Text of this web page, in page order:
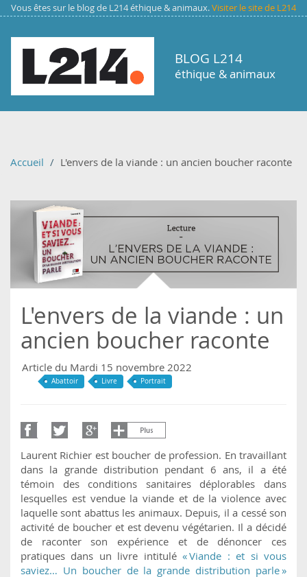
Aller au contenu principal
Vous êtes sur le blog de L214 éthique & animaux.Visiter le site de L214
BLOG L214
éthique & animaux
Accueil L'envers de la viande : un ancien boucher raconte
L'envers de la viande : un
ancien boucher raconte
Article du Mardi 15 novembre 2022
Abattoir Livre Portrait
Laurent Richier est boucher de profession. En travaillant
dans la grande distribution pendant 6 ans, il a été
témoin des conditions sanitaires déplorables dans
lesquelles est vendue la viande et de la violence avec
laquelle sont abattus les animaux. Depuis, il a cessé son
activité de boucher et est devenu végétarien. Il a décidé
de raconter son expérience et de dénoncer ces
pratiques dans un livre intitulé« Viande : et si vous
saviez… Un boucher de la grande distribution parle »